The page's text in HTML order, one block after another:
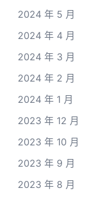
2024 年 5 月
2024 年 4 月
2024 年 3 月
2024 年 2 月
2024 年 1 月
2023 年 12 月
2023 年 10 月
2023 年 9 月
2023 年 8 月